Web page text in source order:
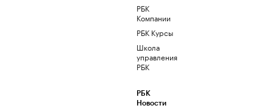
РБК
Компании
РБК Курсы
Школа
управления
РБК
РБК
Новости